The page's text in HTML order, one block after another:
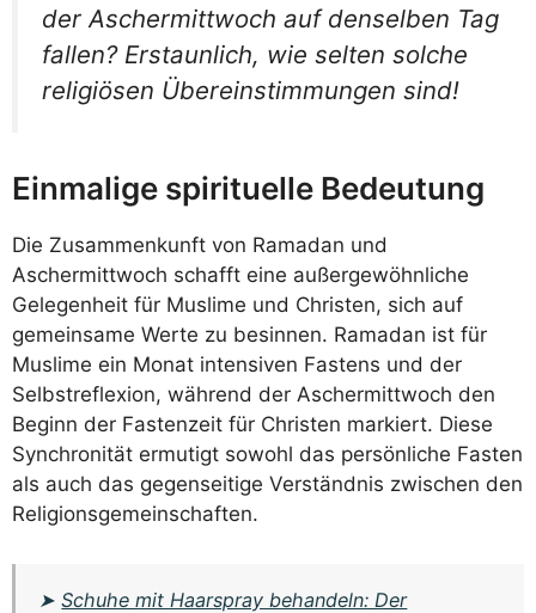
der Aschermittwoch auf denselben Tag
fallen? Erstaunlich, wie selten solche
religiösen Übereinstimmungen sind!
Einmalige spirituelle Bedeutung
Die Zusammenkunft von Ramadan und
Aschermittwoch schafft eine außergewöhnliche
Gelegenheit für Muslime und Christen, sich auf
gemeinsame Werte zu besinnen. Ramadan ist für
Muslime ein Monat intensiven Fastens und der
Selbstreflexion, während der Aschermittwoch den
Beginn der Fastenzeit für Christen markiert. Diese
Synchronität ermutigt sowohl das persönliche Fasten
als auch das gegenseitige Verständnis zwischen den
Religionsgemeinschaften.
➤Schuhe mit Haarspray behandeln: Der